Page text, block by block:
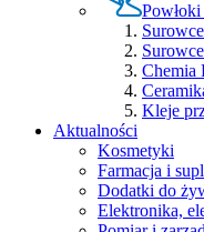
Chemia
Kleje
Aktualności
Kosmetyki
Farmacja i
Dodatki do
Elektronika,